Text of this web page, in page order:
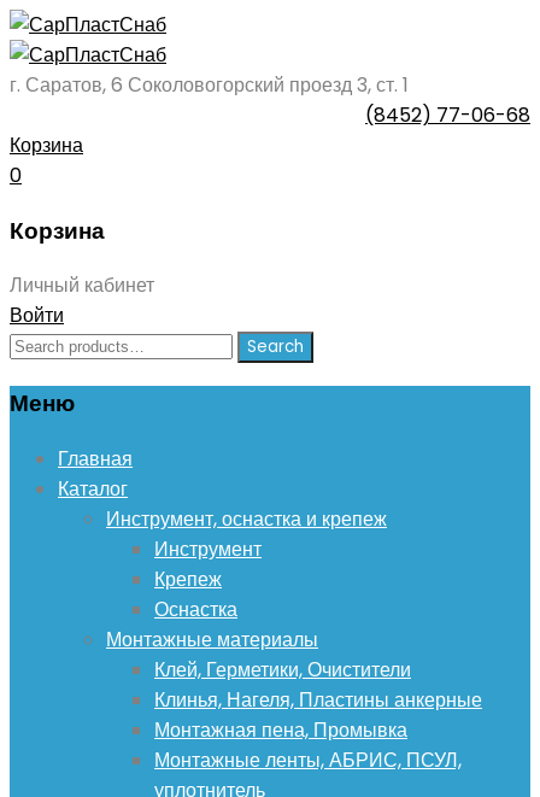
г. Саратов, 6 Соколовогорский проезд 3, ст. 1
(8452) 77-06-68
Корзина
0
Корзина
Личный кабинет
Войти
Search
Search
Меню
Skip
content
Главная
Каталог
Инструмент, оснастка и крепеж
Инструмент
Крепеж
Оснастка
Монтажные материалы
Клей, Герметики, Очистители
Клинья, Нагеля, Пластины анкерные
Монтажная пена, Промывка
Монтажные ленты, АБРИС, ПСУЛ,
уплотнитель